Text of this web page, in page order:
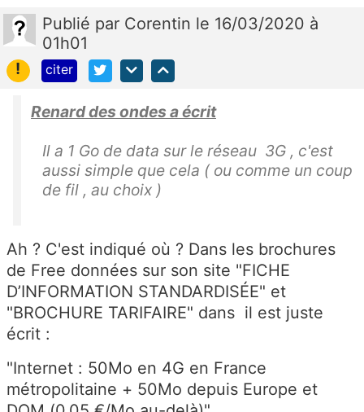
Publié par Corentin le 16/03/2020 à
01h01
!
citer
Renard des ondes a écrit
Il a 1 Go de data sur le réseau 3G , c'est
aussi simple que cela ( ou comme un coup
de fil , au choix )
Ah ? C'est indiqué où ? Dans les brochures
de Free données sur son site "FICHE
D’INFORMATION STANDARDISÉE" et
"BROCHURE TARIFAIRE" dans il est juste
écrit :
"Internet : 50Mo en 4G en France
métropolitaine + 50Mo depuis Europe et